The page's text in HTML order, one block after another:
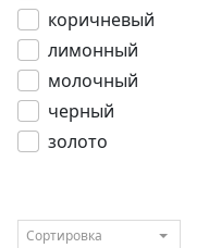
коричневый
лимонный
молочный
черный
золото
Сортировка